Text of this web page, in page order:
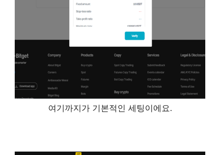
여기까지가 기본적인 세팅이에요.